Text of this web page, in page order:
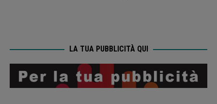
LA TUA PUBBLICITÀ QUI